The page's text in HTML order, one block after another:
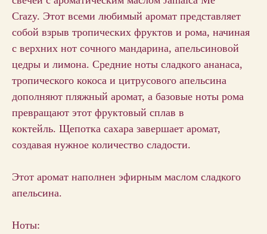
Crazy. Этот всеми любимый аромат представляет
собой взрыв тропических фруктов и рома, начиная
с верхних нот сочного мандарина, апельсиновой
цедры и лимона. Средние ноты сладкого ананаса,
тропического кокоса и цитрусового апельсина
дополняют пляжный аромат, а базовые ноты рома
превращают этот фруктовый сплав в
коктейль. Щепотка сахара завершает аромат,
создавая нужное количество сладости.
Этот аромат наполнен эфирным маслом сладкого
апельсина.
Ноты: